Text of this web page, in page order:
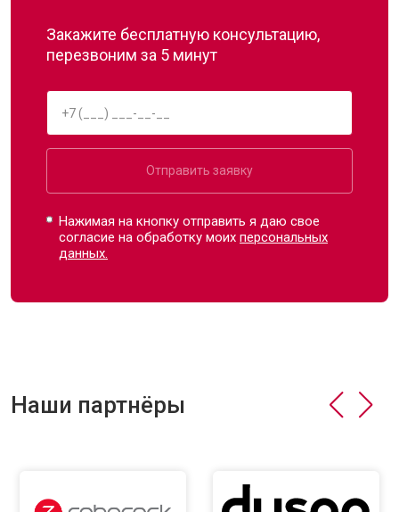
Закажите бесплатную консультацию,
перезвоним за 5 минут
Отправить заявку
Нажимая на кнопку отправить я даю свое
согласие на обработку моихперсональных
данных.
Наши партнёры